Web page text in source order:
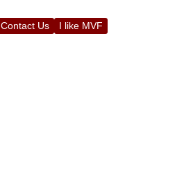
Contact Us I like MVF